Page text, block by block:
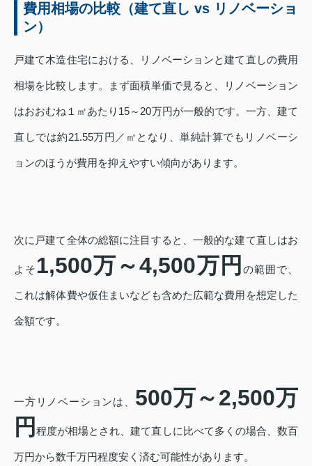
費用相場の比較（建て直し vs リノベーショ
ン）
戸建て木造住宅における、リノベーションと建て直しの費用
相場を比較します。まず面積単価で見ると、リノベーション
はおおむね１㎡あたり15～20万円が一般的です。一方、建て
直しでは約21.55万円／㎡となり、単純計算でもリノベーシ
ョンのほうが費用を抑えやすい傾向があります。
次に戸建て全体の総額に注目すると、一般的な建て直しはお
よそ 1,500万～4,500万円 の範囲で、
これは解体費や仮住まいなども含めた広範な費用を想定した
金額です。
一方リノベーションは、 500万～2,500万
円程度が相場とされ、建て直しに比べて多くの場合、数百
万円から数千万円程度安く済む可能性があります。